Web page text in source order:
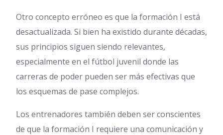
Otro concepto erróneo es que la formación I está
desactualizada. Si bien ha existido durante décadas,
sus principios siguen siendo relevantes,
especialmente en el fútbol juvenil donde las
carreras de poder pueden ser más efectivas que
los esquemas de pase complejos.
Los entrenadores también deben ser conscientes
de que la formación I requiere una comunicación y